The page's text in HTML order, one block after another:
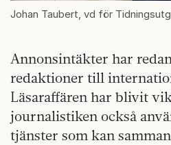
Johan Taubert, vd för
Annonsintäkter har
redaktioner till
Läsaraffären har blivit
journalistiken också
tjänster som kan